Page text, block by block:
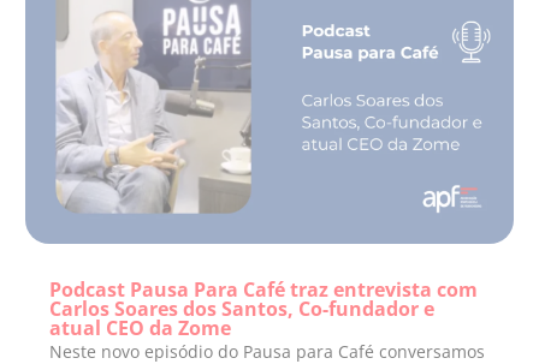
Podcast Pausa Para Café traz entrevista com
Carlos Soares dos Santos, Co-fundador e
atual CEO da Zome
Neste novo episódio do Pausa para Café conversamos